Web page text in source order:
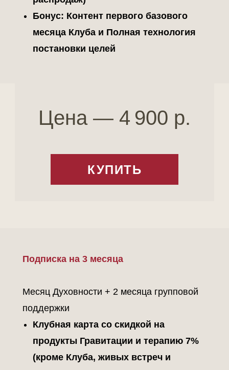
Подписка на 3 месяца
Месяц Духовности + 2 месяца групповой
поддержки
Клубная карта со скидкой на
продукты Гравитации и терапию 7%
(кроме Клуба, живых встреч и
КУПИТЬ
Цена — 4 900 р.
Бонус: Контент первого базового
месяца Клуба и Полная технология
постановки целей